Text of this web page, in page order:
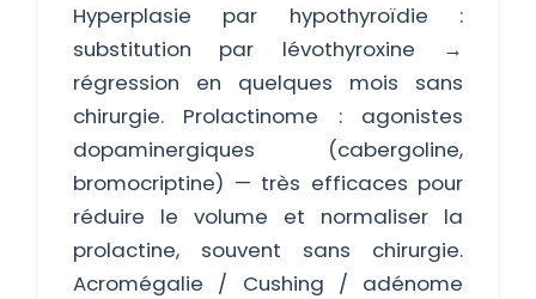
Hyperplasie par hypothyroïdie :
substitution par lévothyroxine →
régression en quelques mois sans
chirurgie. Prolactinome : agonistes
dopaminergiques (cabergoline,
bromocriptine) — très efficaces pour
réduire le volume et normaliser la
prolactine, souvent sans chirurgie.
Acromégalie / Cushing / adénome